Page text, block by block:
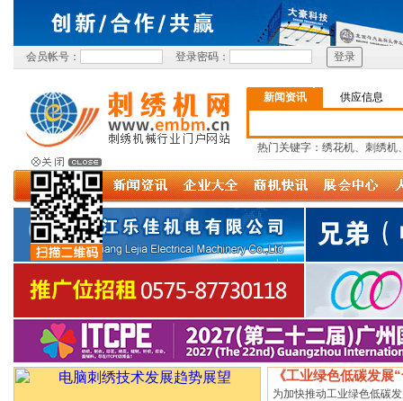
会员帐号： 登录密码：
新闻资讯 供应信息
热门关键字：绣花机、刺绣机
《工业绿色低碳发展
为加快推动工业绿色低碳